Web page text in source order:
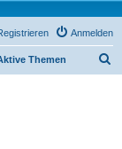
Anmelden
Themen